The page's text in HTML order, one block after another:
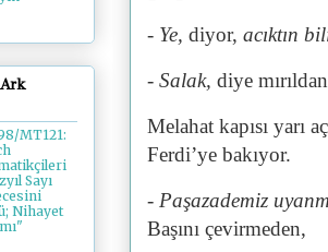
- Ye, diyor, acıktın
- Salak, diye
Melahat kapısı yarı
Ferdi’ye bakıyor.
- Paşazademiz
Başını çevirmeden,
MT121:
Sayı
Nihayet